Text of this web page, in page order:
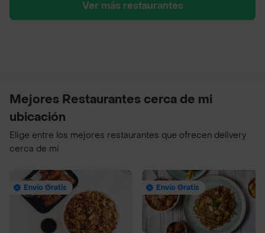
Ver más restaurantes
Mejores Restaurantes cerca de mi
ubicación
Elige entre los mejores restaurantes que ofrecen delivery
cerca de mí
Envío Gratis Envío Gratis